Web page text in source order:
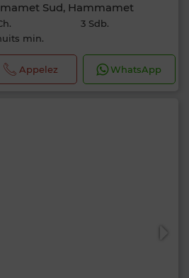
Sud, Hammamet
3 Sdb.
min.
Appelez WhatsApp